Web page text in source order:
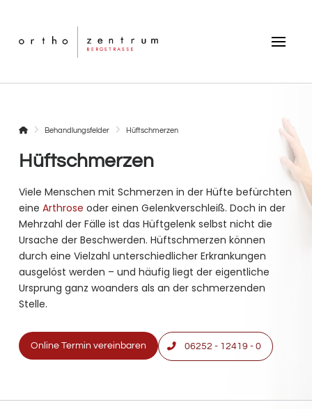
StartseiteBehandlungsfelder Hüftschmerzen
Hüftschmerzen
Viele Menschen mit Schmerzen in der Hüfte befürchten
eine Arthrose oder einen Gelenkverschleiß. Doch in der
Mehrzahl der Fälle ist das Hüftgelenk selbst nicht die
Ursache der Beschwerden. Hüftschmerzen können
durch eine Vielzahl unterschiedlicher Erkrankungen
ausgelöst werden – und häufig liegt der eigentliche
Ursprung ganz woanders als an der schmerzenden
Stelle.
Online Termin vereinbaren 06252 - 12419 - 0